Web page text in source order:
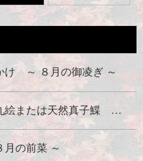
け ～ ８月の御凌ぎ ～
あおり烏賊 と天然夏九絵または天然真子鰈 ～ ８月の御造り ～
の前菜 ～